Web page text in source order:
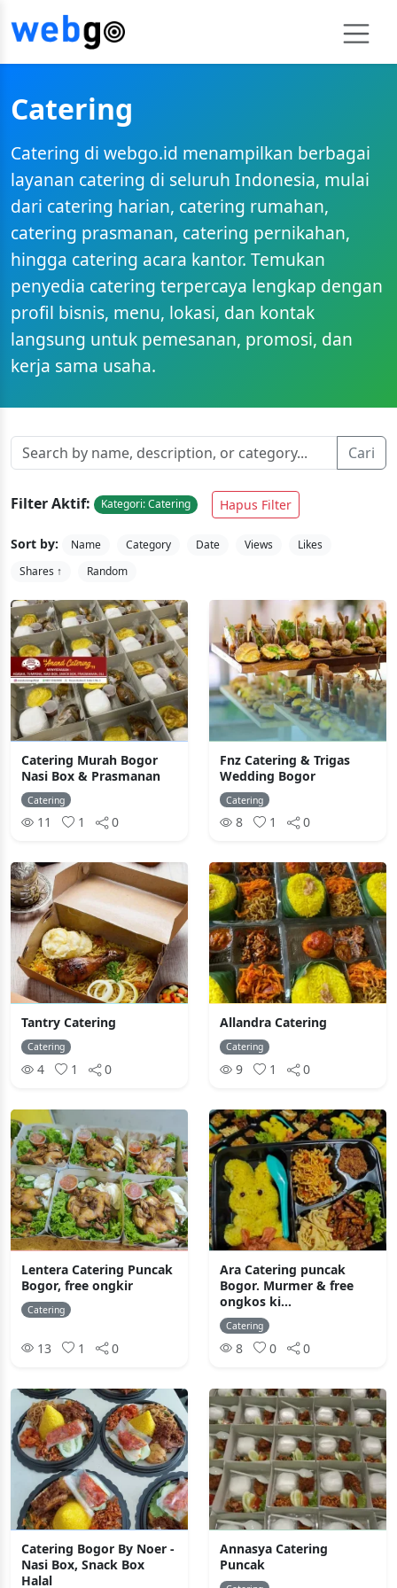
Catering
Catering di webgo.id menampilkan berbagai
layanan catering di seluruh Indonesia, mulai
dari catering harian, catering rumahan,
catering prasmanan, catering pernikahan,
hingga catering acara kantor. Temukan
penyedia catering terpercaya lengkap dengan
profil bisnis, menu, lokasi, dan kontak
langsung untuk pemesanan, promosi, dan
kerja sama usaha.
Cari
Filter Aktif: Kategori: Catering Hapus Filter
Sort by: Name Category Date Views
Likes
Shares ↑
Random
Catering Murah Bogor
Nasi Box & Prasmanan
Catering
11 1 0
Fnz Catering & Trigas
Wedding Bogor
Catering
8 1 0
Tantry Catering
Catering
4 1 0
Allandra Catering
Catering
9 1 0
Lentera Catering Puncak
Bogor, free ongkir
Catering
13 1 0
Ara Catering puncak
Bogor. Murmer & free
ongkos ki...
Catering
8 0 0
Catering Bogor By Noer -
Nasi Box, Snack Box
Halal
Annasya Catering
Puncak